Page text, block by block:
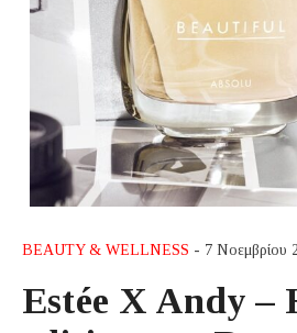
BEAUTY & WELLNESS - 7 Νοεμβρίου
Estée X Andy